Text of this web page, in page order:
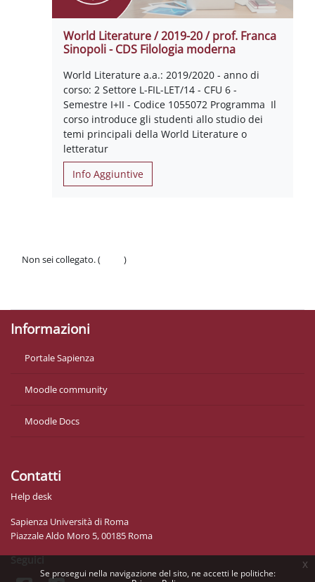
Se prosegui nella navigazione del sito, ne accetti le politiche:
x
World Literature / 2019-20 / prof. Franca
Sinopoli - CDS Filologia moderna
World Literature a.a.: 2019/2020 - anno di
corso: 2 Settore L-FIL-LET/14 - CFU 6 -
Semestre I+II - Codice 1055072 Programma Il
corso introduce gli studenti allo studio dei
temi principali della World Literature o
letteratur
Info Aggiuntive
Non sei collegato. (
)
Informazioni
Portale Sapienza
Moodle community
Moodle Docs
Contatti
Help desk
Sapienza Università di Roma
Piazzale Aldo Moro 5, 00185 Roma
Seguici